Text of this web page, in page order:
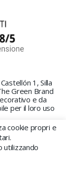
1, Silla
Green Brand
e da
per il loro uso
cookie propri e
utilizzando